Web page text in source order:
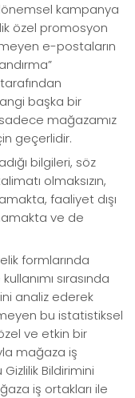
kampanya
özel promosyon
e-postaların
başka bir
mağazamız
geçerlidir.
bilgileri, söz
olmaksızın,
faaliyet dışı
ve de
formlarında
sırasında
analiz ederek
bu istatistiksel
ve etkin bir
mağaza iş
Bildirimini
iş ortakları ile